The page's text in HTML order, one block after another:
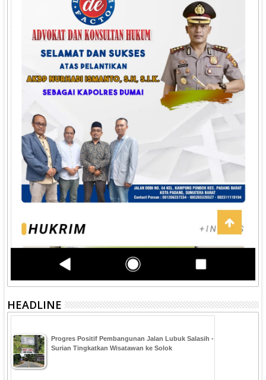
HEADLINE
Progres Positif Pembangunan Jalan Lubuk Salasih -
Surian Tingkatkan Wisatawan ke Solok